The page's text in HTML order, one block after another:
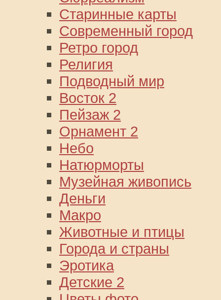
Старинные карты
Современный город
Ретро город
Религия
Подводный мир
Восток 2
Пейзаж 2
Орнамент 2
Небо
Натюрморты
Музейная живопись
Деньги
Макро
Животные и птицы
Города и страны
Эротика
Детские 2